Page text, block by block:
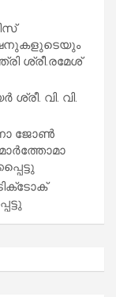
ശ്രീ.രമേശ്
വി. വി.
ജോൺ